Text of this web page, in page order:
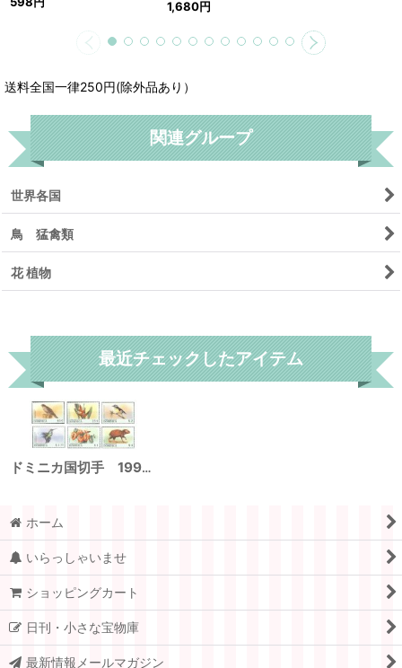
1,680円
送料全国一律250円(除外品あり）
関連グループ
世界各国
鳥 猛禽類
花 植物
最近チェックしたアイテム
ドミニカ国切手 1999年 鳥 花 マミジロミツドリ 6種
ホーム
いらっしゃいませ
ショッピングカート
日刊・小さな宝物庫
最新情報メールマガジン